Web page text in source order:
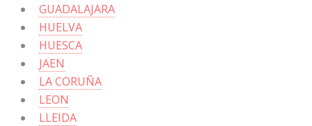
GUADALAJARA
HUELVA
HUESCA
JAEN
LA CORUÑA
LEON
LLEIDA